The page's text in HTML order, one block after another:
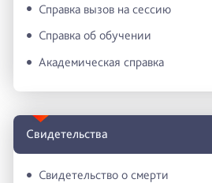
Справка вызов на сессию
Справка об обучении
Академическая справка
Свидетельства
Свидетельство о смерти